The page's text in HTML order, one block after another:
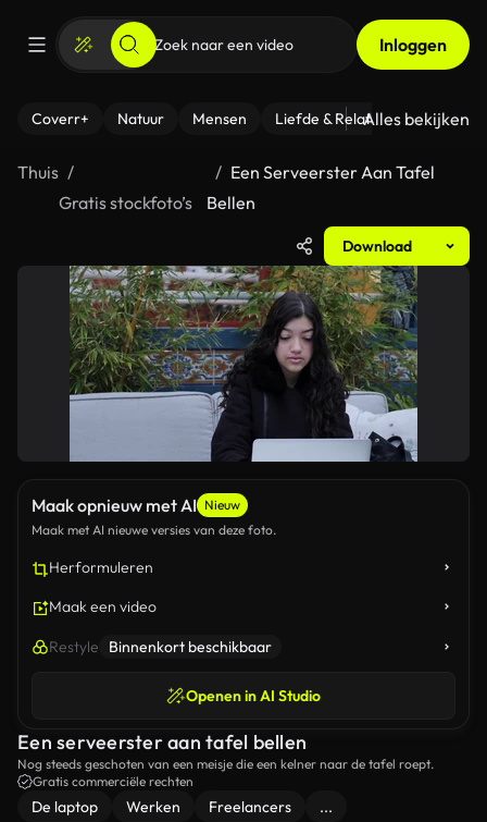
Inloggen
Coverr+ Natuur Mensen Liefde & Relaties - Fitness
Alles bekijken
Thuis
Gratis stockfoto’s
Een Serveerster Aan Tafel
Bellen
Download
Maak opnieuw met AI Nieuw
Maak met AI nieuwe versies van deze foto.
Herformuleren
Maak een video
Restyle Binnenkort beschikbaar
Openen in AI Studio
Een serveerster aan tafel bellen
Nog steeds geschoten van een meisje die een kelner naar de tafel roept.
Gratis commerciële rechten
De laptop Werken Freelancers ...